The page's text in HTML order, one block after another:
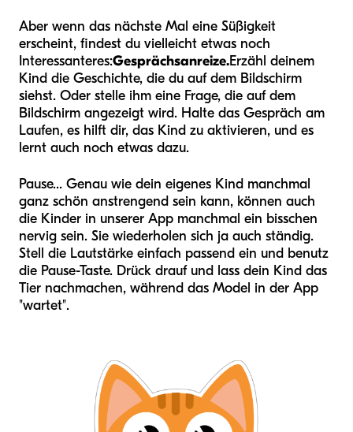
Aber wenn das nächste Mal eine Süßigkeit
erscheint, findest du vielleicht etwas noch
Interessanteres:Gesprächsanreize.Erzähl deinem
Kind die Geschichte, die du auf dem Bildschirm
siehst. Oder stelle ihm eine Frage, die auf dem
Bildschirm angezeigt wird. Halte das Gespräch am
Laufen, es hilft dir, das Kind zu aktivieren, und es
lernt auch noch etwas dazu.
Pause... Genau wie dein eigenes Kind manchmal
ganz schön anstrengend sein kann, können auch
die Kinder in unserer App manchmal ein bisschen
nervig sein. Sie wiederholen sich ja auch ständig.
Stell die Lautstärke einfach passend ein und benutz
die Pause-Taste. Drück drauf und lass dein Kind das
Tier nachmachen, während das Model in der App
"wartet".